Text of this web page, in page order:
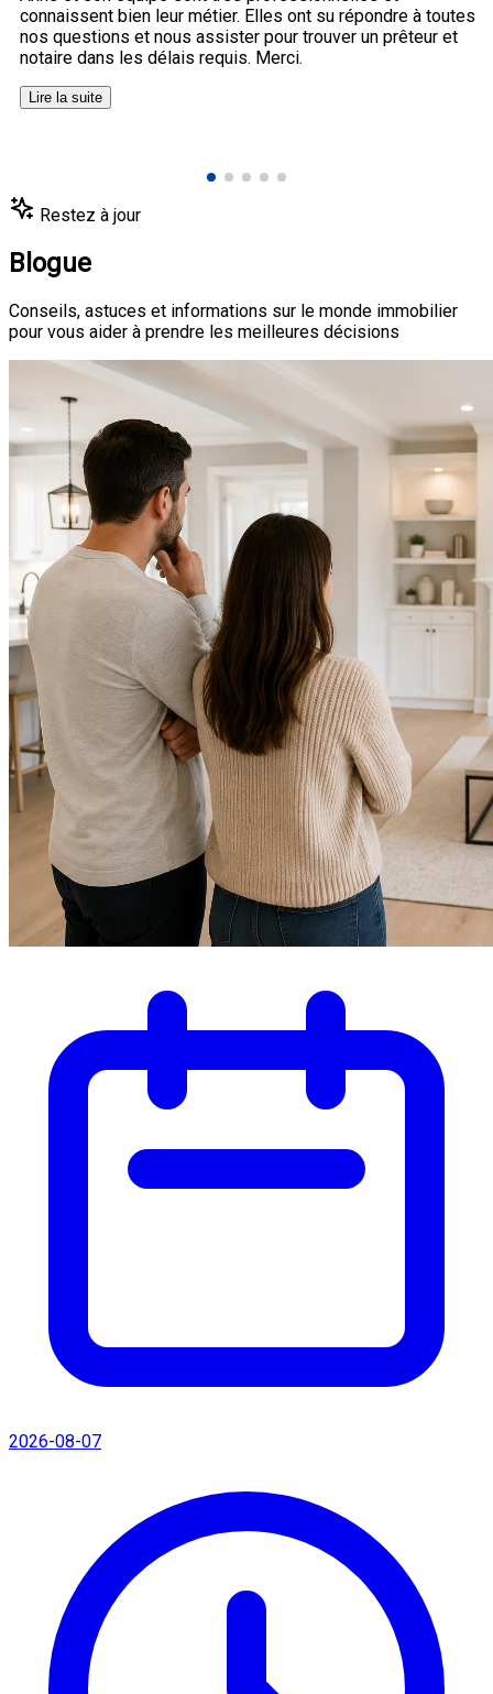
connaissent bien leur métier. Elles ont su répondre à toutes
nos questions et nous assister pour trouver un prêteur et
notaire dans les délais requis. Merci.
Lire la suite
Restez à jour
Blogue
Conseils, astuces et informations sur le monde immobilier
pour vous aider à prendre les meilleures décisions
2026-08-07